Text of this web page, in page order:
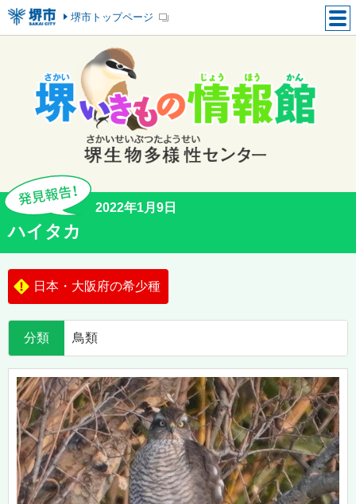
堺市トップページ
2022年1月9日
ハイタカ
日本・大阪府の希少種
分類 鳥類